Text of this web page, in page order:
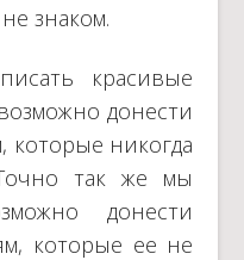
знаком.
красивые
донести
которые никогда
так же мы
донести
которые ее не